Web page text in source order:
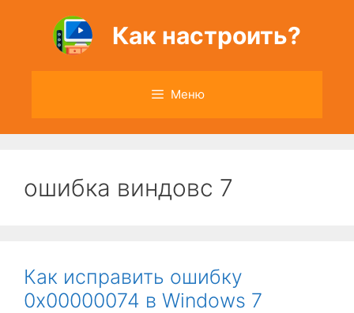
содержимому
Как настроить?
Меню
ошибка виндовс 7
Как исправить ошибку
0x00000074 в Windows 7